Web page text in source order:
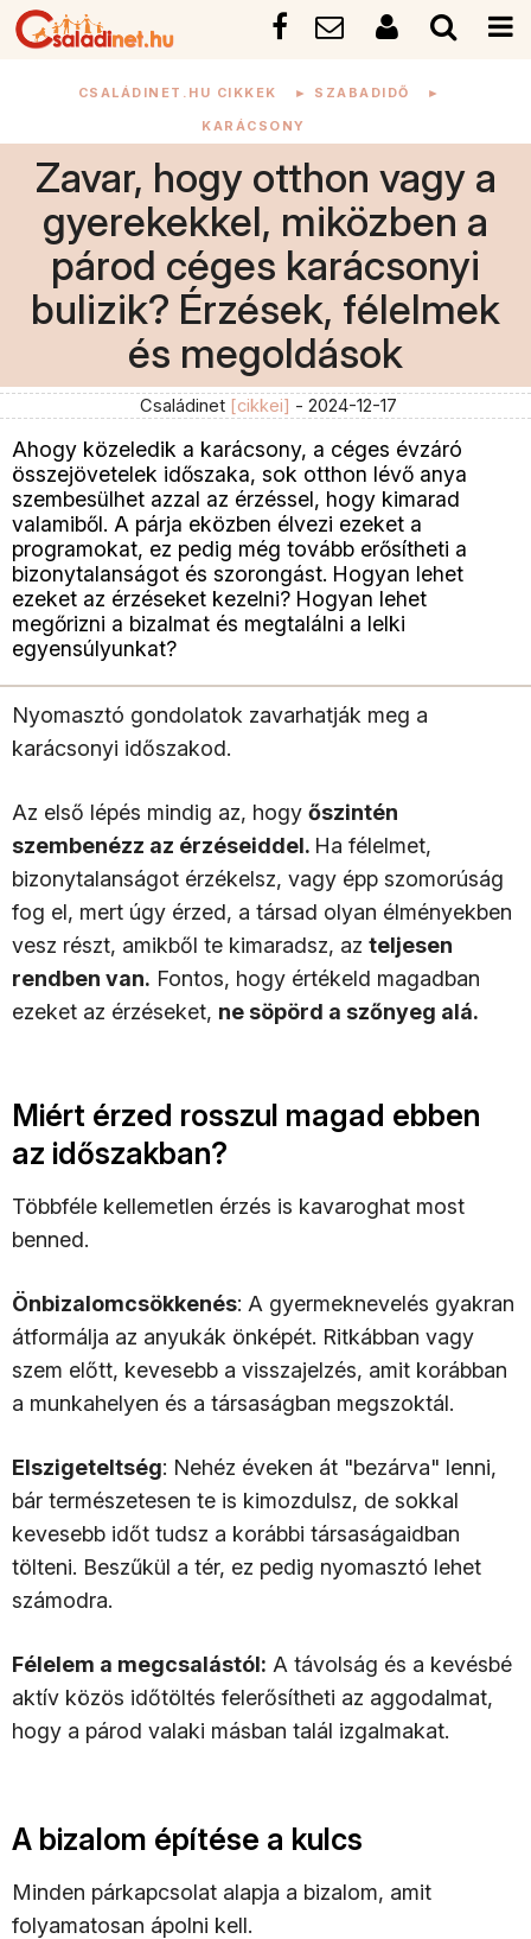
CSALÁDINET.HU CIKKEK ► SZABADIDŐ ►
KARÁCSONY
Zavar, hogy otthon vagy a
gyerekekkel, miközben a
párod céges karácsonyi
bulizik? Érzések, félelmek
és megoldások
Családinet [cikkei] - 2024-12-17
Ahogy közeledik a karácsony, a céges évzáró
összejövetelek időszaka, sok otthon lévő anya
szembesülhet azzal az érzéssel, hogy kimarad
valamiből. A párja eközben élvezi ezeket a
programokat, ez pedig még tovább erősítheti a
bizonytalanságot és szorongást. Hogyan lehet
ezeket az érzéseket kezelni? Hogyan lehet
megőrizni a bizalmat és megtalálni a lelki
egyensúlyunkat?
Nyomasztó gondolatok zavarhatják meg a
karácsonyi időszakod.
Az első lépés mindig az, hogy őszintén
szembenézz az érzéseiddel. Ha félelmet,
bizonytalanságot érzékelsz, vagy épp szomorúság
fog el, mert úgy érzed, a társad olyan élményekben
vesz részt, amikből te kimaradsz, az teljesen
rendben van. Fontos, hogy értékeld magadban
ezeket az érzéseket, ne söpörd a szőnyeg alá.
Miért érzed rosszul magad ebben
az időszakban?
Többféle kellemetlen érzés is kavaroghat most
benned.
Önbizalomcsökkenés: A gyermeknevelés gyakran
átformálja az anyukák önképét. Ritkábban vagy
szem előtt, kevesebb a visszajelzés, amit korábban
a munkahelyen és a társaságban megszoktál.
Elszigeteltség: Nehéz éveken át "bezárva" lenni,
bár természetesen te is kimozdulsz, de sokkal
kevesebb időt tudsz a korábbi társaságaidban
tölteni. Beszűkül a tér, ez pedig nyomasztó lehet
számodra.
Félelem a megcsalástól: A távolság és a kevésbé
aktív közös időtöltés felerősítheti az aggodalmat,
hogy a párod valaki másban talál izgalmakat.
A bizalom építése a kulcs
Minden párkapcsolat alapja a bizalom, amit
folyamatosan ápolni kell.